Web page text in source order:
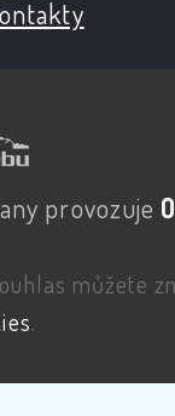
provozuje
můžete
.